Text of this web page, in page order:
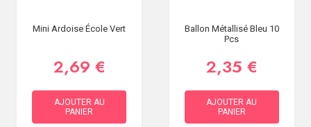
Mini Ardoise École Vert
2,69 €
AJOUTER AU
PANIER
Ballon Métallisé Bleu 10
Pcs
2,35 €
AJOUTER AU
PANIER